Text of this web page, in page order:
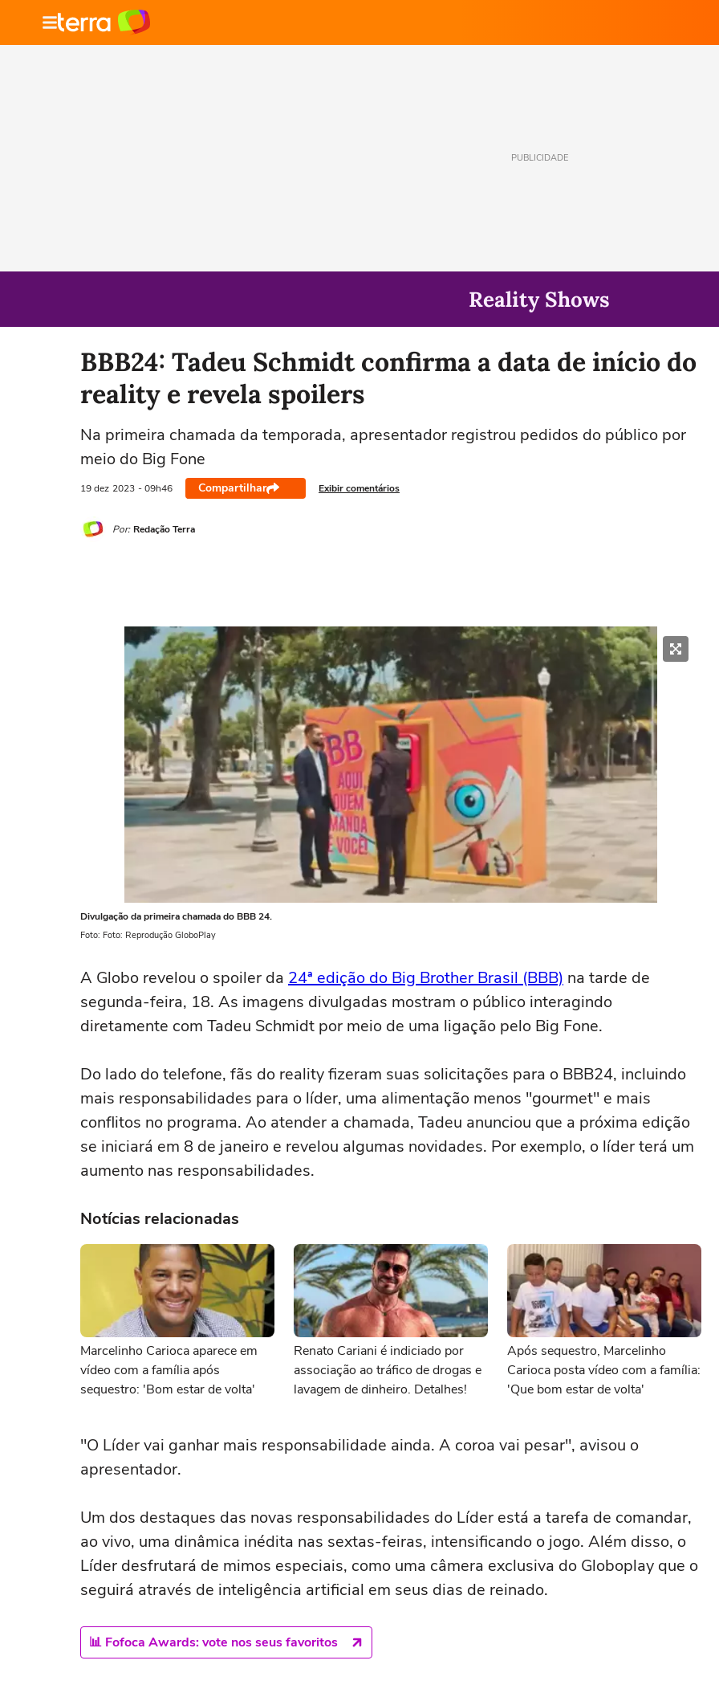
PUBLICIDADE
Reality Shows
BBB24: Tadeu Schmidt confirma a data de início do
reality e revela spoilers
Na primeira chamada da temporada, apresentador registrou pedidos do público por
meio do Big Fone
19 dez 2023 - 09h46 Compartilhar Exibir comentários
Por: Redação Terra
Divulgação da primeira chamada do BBB 24.
Foto: Foto: Reprodução GloboPlay
A Globo revelou o spoiler da 24ª edição do Big Brother Brasil (BBB) na tarde de
segunda-feira, 18. As imagens divulgadas mostram o público interagindo
diretamente com Tadeu Schmidt por meio de uma ligação pelo Big Fone.
Do lado do telefone, fãs do reality fizeram suas solicitações para o BBB24, incluindo
mais responsabilidades para o líder, uma alimentação menos "gourmet" e mais
conflitos no programa. Ao atender a chamada, Tadeu anunciou que a próxima edição
se iniciará em 8 de janeiro e revelou algumas novidades. Por exemplo, o líder terá um
aumento nas responsabilidades.
Notícias relacionadas
Marcelinho Carioca aparece em
vídeo com a família após
sequestro: 'Bom estar de volta'
Renato Cariani é indiciado por
associação ao tráfico de drogas e
lavagem de dinheiro. Detalhes!
Após sequestro, Marcelinho
Carioca posta vídeo com a família:
'Que bom estar de volta'
"O Líder vai ganhar mais responsabilidade ainda. A coroa vai pesar", avisou o
apresentador.
Um dos destaques das novas responsabilidades do Líder está a tarefa de comandar,
ao vivo, uma dinâmica inédita nas sextas-feiras, intensificando o jogo. Além disso, o
Líder desfrutará de mimos especiais, como uma câmera exclusiva do Globoplay que o
seguirá através de inteligência artificial em seus dias de reinado.
📊 Fofoca Awards: vote nos seus favoritos